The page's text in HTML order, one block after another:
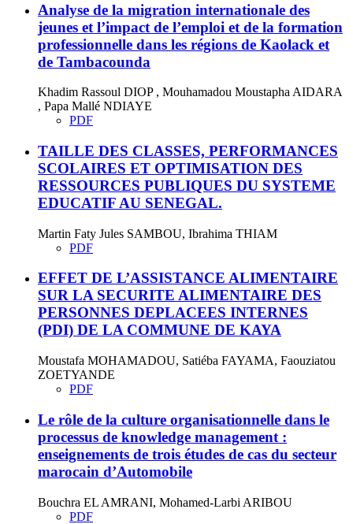
Analyse de la migration internationale des
jeunes et l’impact de l’emploi et de la formation
professionnelle dans les régions de Kaolack et
de Tambacounda
Khadim Rassoul DIOP , Mouhamadou Moustapha AIDARA
, Papa Mallé NDIAYE
PDF
TAILLE DES CLASSES, PERFORMANCES
SCOLAIRES ET OPTIMISATION DES
RESSOURCES PUBLIQUES DU SYSTEME
EDUCATIF AU SENEGAL.
Martin Faty Jules SAMBOU, Ibrahima THIAM
PDF
EFFET DE L’ASSISTANCE ALIMENTAIRE
SUR LA SECURITE ALIMENTAIRE DES
PERSONNES DEPLACEES INTERNES
(PDI) DE LA COMMUNE DE KAYA
Moustafa MOHAMADOU, Satiéba FAYAMA, Faouziatou
ZOETYANDE
PDF
Le rôle de la culture organisationnelle dans le
processus de knowledge management :
enseignements de trois études de cas du secteur
marocain d’Automobile
Bouchra EL AMRANI, Mohamed-Larbi ARIBOU
PDF